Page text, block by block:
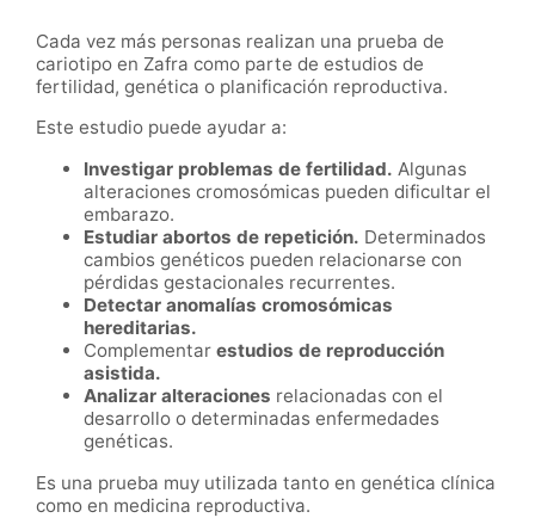
Cada vez más personas realizan una prueba de
cariotipo en Zafra como parte de estudios de
fertilidad, genética o planificación reproductiva.
Este estudio puede ayudar a:
Investigar problemas de fertilidad. Algunas
alteraciones cromosómicas pueden dificultar el
embarazo.
Estudiar abortos de repetición. Determinados
cambios genéticos pueden relacionarse con
pérdidas gestacionales recurrentes.
Detectar anomalías cromosómicas
hereditarias.
Complementar estudios de reproducción
asistida.
Analizar alteraciones relacionadas con el
desarrollo o determinadas enfermedades
genéticas.
Es una prueba muy utilizada tanto en genética clínica
como en medicina reproductiva.